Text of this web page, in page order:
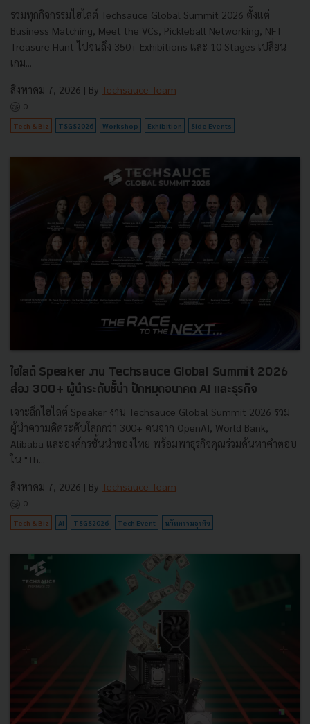
รวมทุกกิจกรรมไฮไลต์ Techsauce Global Summit 2026 ตั้งแต่
Business Matching, Meet the VCs, Pickleball Networking, NFT
Treasure Hunt ไปจนถึง 350+ Exhibitions และ 10 Stages เปลี่ยน
เกม...
สิงหาคม 7, 2026 | By Techsauce Team
0
Tech & Biz TSGS2026 Workshop Exhibition Side Events
ไฮไลต์ Speaker งาน Techsauce Global Summit 2026
ส่อง 300+ ผู้นำระดับชั้นำ ปักหมุดอนาคต AI และธุรกิจ
เจาะลึกไฮไลต์ Speaker งาน Techsauce Global Summit 2026 รวม
ผู้นำความคิดระดับโลกกว่า 300+ คนจาก OpenAI, World Bank,
Alibaba และองค์กรชั้นนำของไทย พร้อมพาธุรกิจคุณร่วมค้นหาคำตอบ
ใน "Th...
สิงหาคม 7, 2026 | By Techsauce Team
0
Tech & Biz AI TSGS2026 Tech Event นวัตกรรมธุรกิจ